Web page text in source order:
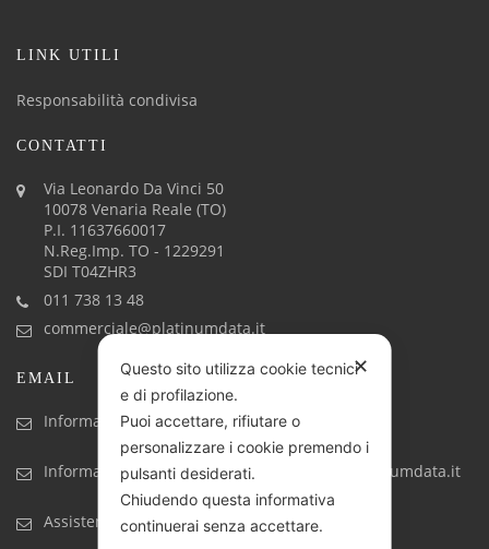
LINK UTILI
Responsabilità condivisa
CONTATTI
Via Leonardo Da Vinci 50
10078 Venaria Reale (TO)
P.I. 11637660017
N.Reg.Imp. TO - 1229291
SDI T04ZHR3
011 738 13 48
commerciale@platinumdata.it
EMAIL
Informazioni generiche: info@platinumdata.it
Informazioni commerciali: commerciale@platinumdata.it
Assistenza tecnica: assistenza@platinumdata.it
✕
Questo sito utilizza cookie tecnici
e di profilazione.
Puoi accettare, rifiutare o
personalizzare i cookie premendo i
pulsanti desiderati.
Chiudendo questa informativa
continuerai senza accettare.